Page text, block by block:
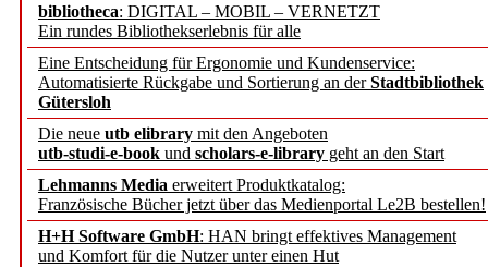
bibliotheca: DIGITAL – MOBIL – VERNETZT
Ein rundes Bibliothekserlebnis für alle
Eine Entscheidung für Ergonomie und Kundenservice:
Automatisierte Rückgabe und Sortierung an derStadtbibliothek
Gütersloh
Die neue utb elibrary mit den Angeboten
utb-studi-e-book und scholars-e-library geht an den Start
Lehmanns Media erweitert Produktkatalog:
Französische Bücher jetzt über das Medienportal Le2B bestellen!
H+H Software GmbH: HAN bringt effektives Management
und Komfort für die Nutzer unter einen Hut
Recherchefunktionen in
Sorbisches Institut neu
Geschichte und
Künstliche Intelligenz
besser zu verstehen